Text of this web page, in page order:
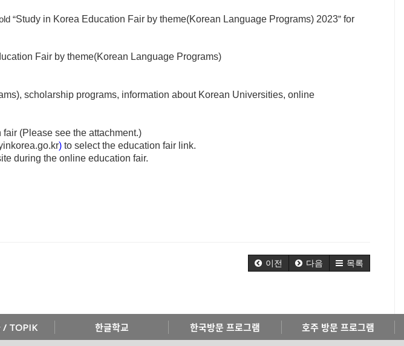
“Study in Korea Education Fair by theme(Korean Language Programs) 2023” for
Fair by theme(Korean Language Programs)
, scholarship programs, information about Korean Universities, online
(Please see the attachment.)
) to select the education fair link.
during the online education fair.
이전 다음 목록
/ TOPIK 한글학교 한국방문 프로그램 호주 방문 프로그램